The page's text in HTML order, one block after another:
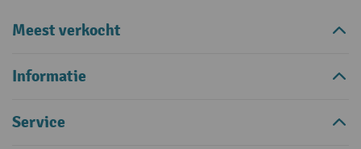
Meest verkocht
Informatie
Service